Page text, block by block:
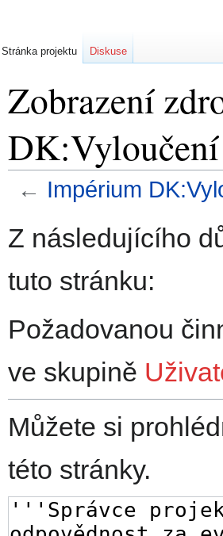
Zobrazení
← Impérium
na
na
Z následujícího
tuto stránku:
Požadovanou
ve skupině
Můžete si
této stránky.
Stránka projektu Diskuse